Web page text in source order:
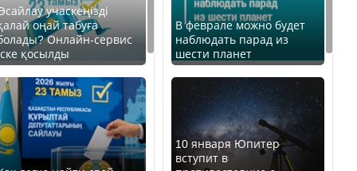
учаскеңізді
оңай табуға
Онлайн-сервис
қосылды
В феврале можно будет
наблюдать парад из
шести планет
10 января Юпитер
вступит в